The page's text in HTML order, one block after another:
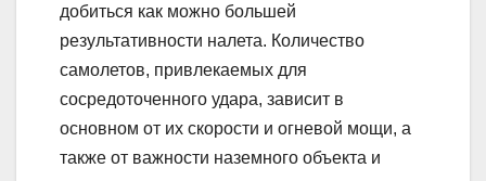
добиться как можно большей
результативности налета. Количество
самолетов, привлекаемых для
сосредоточенного удара, зависит в
основном от их скорости и огневой мощи, а
также от важности наземного объекта и